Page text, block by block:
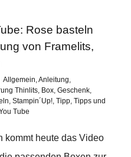
Rose basteln
von Framelits,
Allgemein,Anleitung,
Thinlits, Box, Geschenk,
, Stampin´Up!, Tipp, Tipps und
Tube
kommt heute das Video